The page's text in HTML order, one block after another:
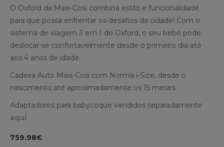
O Oxford da Maxi-Cosi combina estilo e funcionalidade
para que possa enfrentar os desafios da cidade! Com o
sistema de viagem 3 em 1 do Oxford, o seu bebé pode
deslocar-se confortavelmente desde o primeiro dia até
aos 4 anos de idade.
Cadeira Auto Maxi-Cosi com Norma i-Size, desde o
nascimento até aproximadamente os 15 meses.
Adaptadores para babycoque vendidos separadamente
aqui.
759.98€